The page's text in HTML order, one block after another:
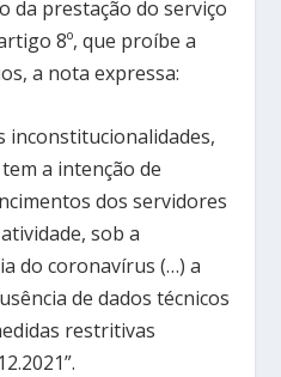
da prestação do serviço
8º, que proíbe a
a nota expressa:
inconstitucionalidades,
a intenção de
dos servidores
sob a
do coronavírus (…) a
de dados técnicos
restritivas